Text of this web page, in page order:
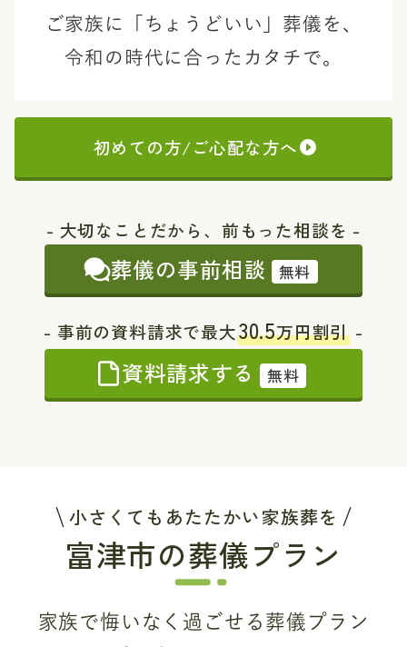
ご家族に「ちょうどいい」葬儀を、
令和の時代に合ったカタチで。
初めての方/ご心配な方へ
- 大切なことだから、前もった相談を -
葬儀の事前相談 無料
- 事前の資料請求で最大30.5万円割引 -
資料請求する 無料
小さくてもあたたかい家族葬を
富津市の葬儀プラン
家族で悔いなく過ごせる葬儀プラン